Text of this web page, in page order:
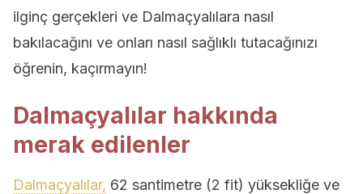
ilginç gerçekleri ve Dalmaçyalılara nasıl
bakılacağını ve onları nasıl sağlıklı tutacağınızı
öğrenin, kaçırmayın!
Dalmaçyalılar hakkında
merak edilenler
Dalmaçyalılar, 62 santimetre (2 fit) yüksekliğe ve